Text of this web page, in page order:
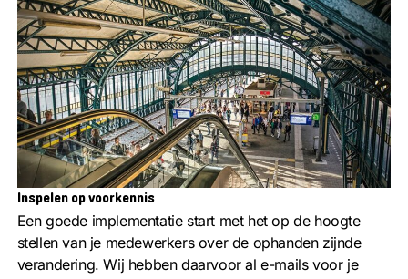
Inspelen op voorkennis
Een goede implementatie start met het op de hoogte
stellen van je medewerkers over de ophanden zijnde
verandering. Wij hebben daarvoor al e-mails voor je